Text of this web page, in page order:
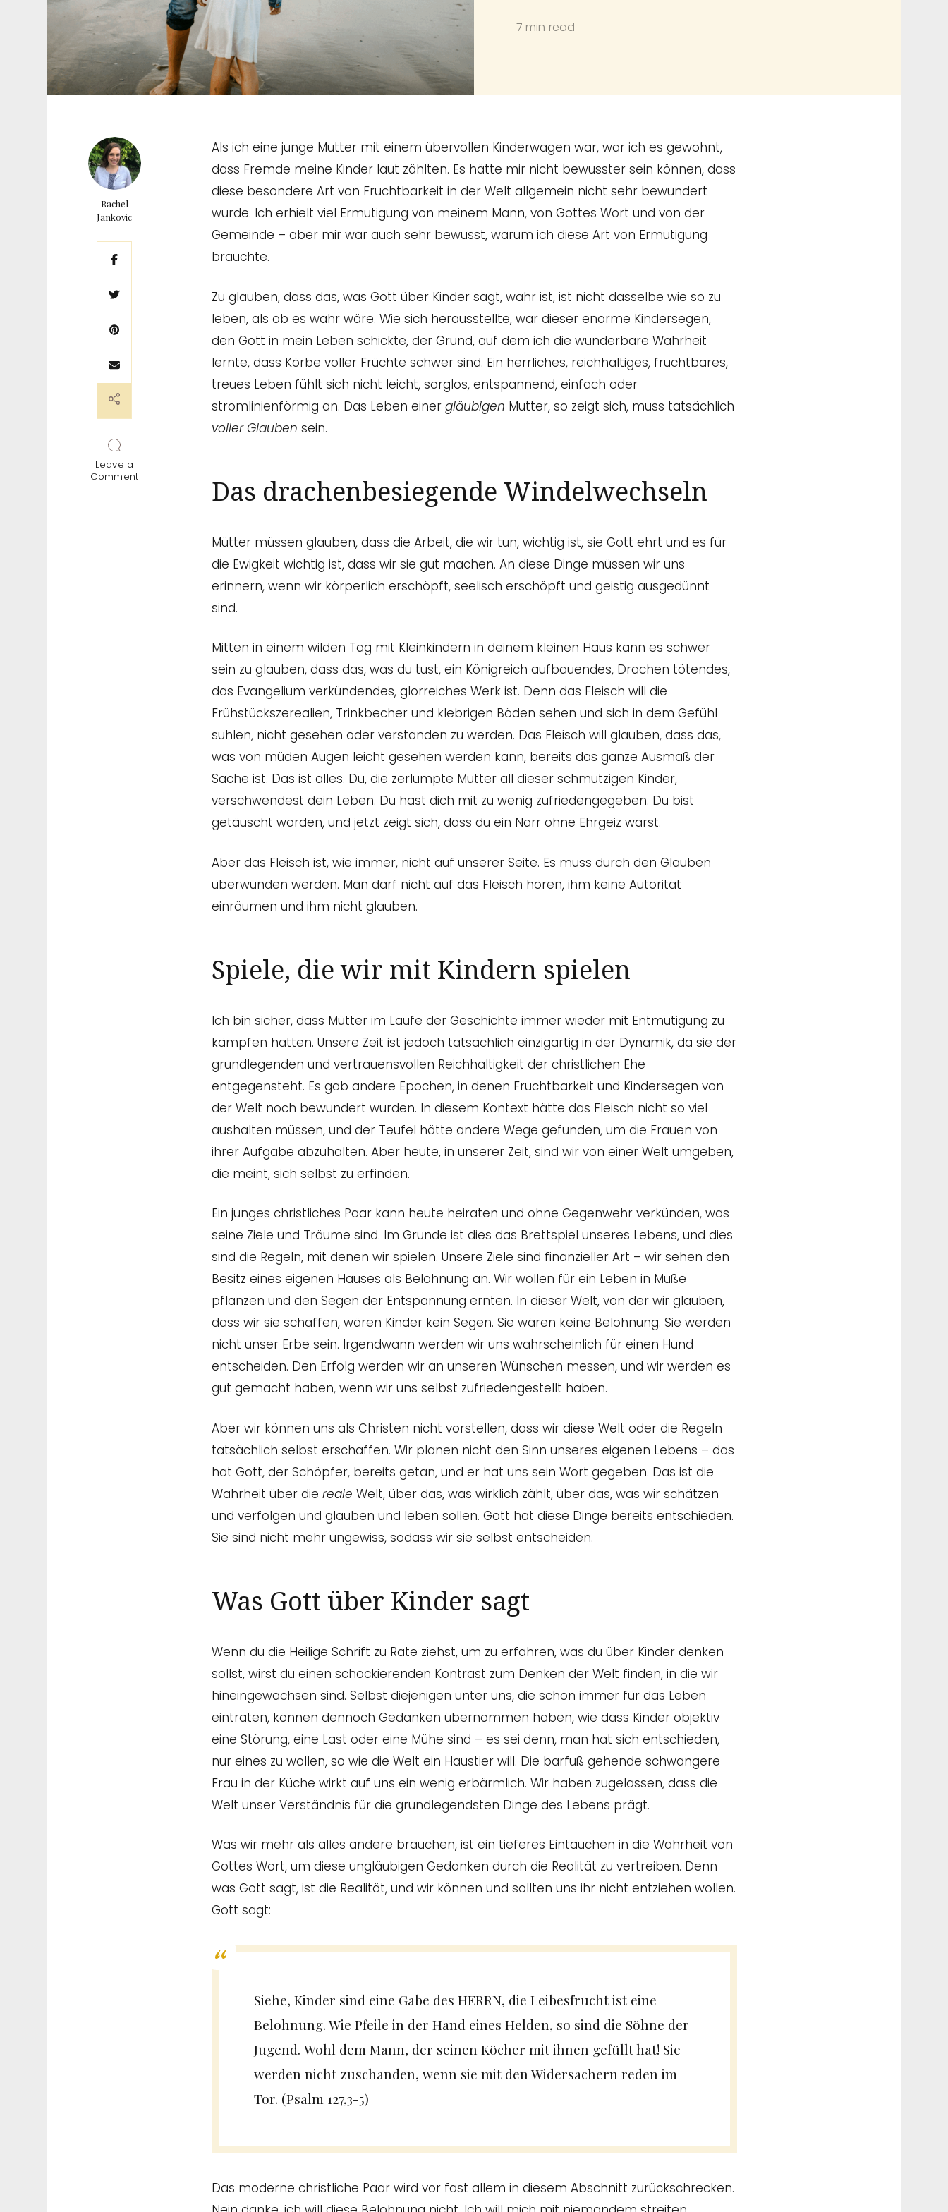
7 min read
Rachel
Jankovic
Leave a
Commenton
Als ich eine junge Mutter mit einem übervollen Kinderwagen war, war ich es gewohnt,
dass Fremde meine Kinder laut zählten. Es hätte mir nicht bewusster sein können, dass
diese besondere Art von Fruchtbarkeit in der Welt allgemein nicht sehr bewundert
wurde. Ich erhielt viel Ermutigung von meinem Mann, von Gottes Wort und von der
Gemeinde – aber mir war auch sehr bewusst, warum ich diese Art von Ermutigung
brauchte.
Zu glauben, dass das, was Gott über Kinder sagt, wahr ist, ist nicht dasselbe wie so zu
leben, als ob es wahr wäre. Wie sich herausstellte, war dieser enorme Kindersegen,
den Gott in mein Leben schickte, der Grund, auf dem ich die wunderbare Wahrheit
lernte, dass Körbe voller Früchte schwer sind. Ein herrliches, reichhaltiges, fruchtbares,
treues Leben fühlt sich nicht leicht, sorglos, entspannend, einfach oder
stromlinienförmig an. Das Leben einer gläubigen Mutter, so zeigt sich, muss tatsächlich
voller Glauben sein.
Das drachenbesiegende Windelwechseln
Mütter müssen glauben, dass die Arbeit, die wir tun, wichtig ist, sie Gott ehrt und es für
die Ewigkeit wichtig ist, dass wir sie gut machen. An diese Dinge müssen wir uns
erinnern, wenn wir körperlich erschöpft, seelisch erschöpft und geistig ausgedünnt
sind.
Mitten in einem wilden Tag mit Kleinkindern in deinem kleinen Haus kann es schwer
sein zu glauben, dass das, was du tust, ein Königreich aufbauendes, Drachen tötendes,
das Evangelium verkündendes, glorreiches Werk ist. Denn das Fleisch will die
Frühstückszerealien, Trinkbecher und klebrigen Böden sehen und sich in dem Gefühl
suhlen, nicht gesehen oder verstanden zu werden. Das Fleisch will glauben, dass das,
was von müden Augen leicht gesehen werden kann, bereits das ganze Ausmaß der
Sache ist. Das ist alles. Du, die zerlumpte Mutter all dieser schmutzigen Kinder,
verschwendest dein Leben. Du hast dich mit zu wenig zufriedengegeben. Du bist
getäuscht worden, und jetzt zeigt sich, dass du ein Narr ohne Ehrgeiz warst.
Aber das Fleisch ist, wie immer, nicht auf unserer Seite. Es muss durch den Glauben
überwunden werden. Man darf nicht auf das Fleisch hören, ihm keine Autorität
einräumen und ihm nicht glauben.
Spiele, die wir mit Kindern spielen
Ich bin sicher, dass Mütter im Laufe der Geschichte immer wieder mit Entmutigung zu
kämpfen hatten. Unsere Zeit ist jedoch tatsächlich einzigartig in der Dynamik, da sie der
grundlegenden und vertrauensvollen Reichhaltigkeit der christlichen Ehe
entgegensteht. Es gab andere Epochen, in denen Fruchtbarkeit und Kindersegen von
der Welt noch bewundert wurden. In diesem Kontext hätte das Fleisch nicht so viel
aushalten müssen, und der Teufel hätte andere Wege gefunden, um die Frauen von
ihrer Aufgabe abzuhalten. Aber heute, in unserer Zeit, sind wir von einer Welt umgeben,
die meint, sich selbst zu erfinden.
Ein junges christliches Paar kann heute heiraten und ohne Gegenwehr verkünden, was
seine Ziele und Träume sind. Im Grunde ist dies das Brettspiel unseres Lebens, und dies
sind die Regeln, mit denen wir spielen. Unsere Ziele sind finanzieller Art – wir sehen den
Besitz eines eigenen Hauses als Belohnung an. Wir wollen für ein Leben in Muße
pflanzen und den Segen der Entspannung ernten. In dieser Welt, von der wir glauben,
dass wir sie schaffen, wären Kinder kein Segen. Sie wären keine Belohnung. Sie werden
nicht unser Erbe sein. Irgendwann werden wir uns wahrscheinlich für einen Hund
entscheiden. Den Erfolg werden wir an unseren Wünschen messen, und wir werden es
gut gemacht haben, wenn wir uns selbst zufriedengestellt haben.
Aber wir können uns als Christen nicht vorstellen, dass wir diese Welt oder die Regeln
tatsächlich selbst erschaffen. Wir planen nicht den Sinn unseres eigenen Lebens – das
hat Gott, der Schöpfer, bereits getan, und er hat uns sein Wort gegeben. Das ist die
Wahrheit über die reale Welt, über das, was wirklich zählt, über das, was wir schätzen
und verfolgen und glauben und leben sollen. Gott hat diese Dinge bereits entschieden.
Sie sind nicht mehr ungewiss, sodass wir sie selbst entscheiden.
Was Gott über Kinder sagt
Wenn du die Heilige Schrift zu Rate ziehst, um zu erfahren, was du über Kinder denken
sollst, wirst du einen schockierenden Kontrast zum Denken der Welt finden, in die wir
hineingewachsen sind. Selbst diejenigen unter uns, die schon immer für das Leben
eintraten, können dennoch Gedanken übernommen haben, wie dass Kinder objektiv
eine Störung, eine Last oder eine Mühe sind – es sei denn, man hat sich entschieden,
nur eines zu wollen, so wie die Welt ein Haustier will. Die barfuß gehende schwangere
Frau in der Küche wirkt auf uns ein wenig erbärmlich. Wir haben zugelassen, dass die
Welt unser Verständnis für die grundlegendsten Dinge des Lebens prägt.
Was wir mehr als alles andere brauchen, ist ein tieferes Eintauchen in die Wahrheit von
Gottes Wort, um diese ungläubigen Gedanken durch die Realität zu vertreiben. Denn
was Gott sagt, ist die Realität, und wir können und sollten uns ihr nicht entziehen wollen.
Gott sagt:
Siehe, Kinder sind eine Gabe des HERRN, die Leibesfrucht ist eine
Belohnung. Wie Pfeile in der Hand eines Helden, so sind die Söhne der
Jugend. Wohl dem Mann, der seinen Köcher mit ihnen gefüllt hat! Sie
werden nicht zuschanden, wenn sie mit den Widersachern reden im
Tor. (Psalm 127,3-5)
Das moderne christliche Paar wird vor fast allem in diesem Abschnitt zurückschrecken.